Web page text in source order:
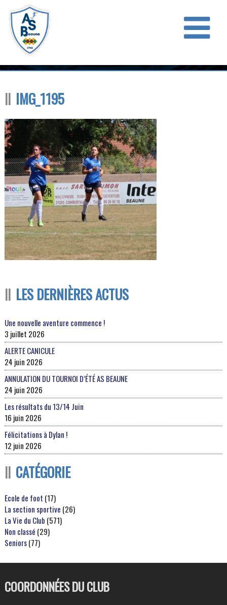
IMG_1195
LES DERNIÈRES ACTUS
Une nouvelle aventure commence !
3 juillet 2026
ALERTE CANICULE
24 juin 2026
ANNULATION DU TOURNOI D’ÉTÉ AS BEAUNE
24 juin 2026
Les résultats du 13/14 Juin
16 juin 2026
Félicitations à Dylan !
12 juin 2026
CATÉGORIE
Ecole de foot (17)
La section sportive (26)
La Vie du Club (571)
Non classé (29)
Seniors(77)
COORDONNÉES DU CLUB